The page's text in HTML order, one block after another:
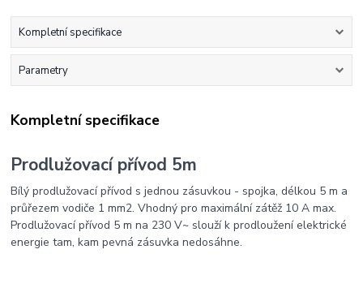
Kompletní specifikace
Parametry
Kompletní specifikace
Prodlužovací přívod 5m
Bílý prodlužovací přívod s jednou zásuvkou - spojka, délkou 5 m a
průřezem vodiče 1 mm2. Vhodný pro maximální zátěž 10 A max.
Prodlužovací přívod 5 m na 230 V~ slouží k prodloužení elektrické
energie tam, kam pevná zásuvka nedosáhne.